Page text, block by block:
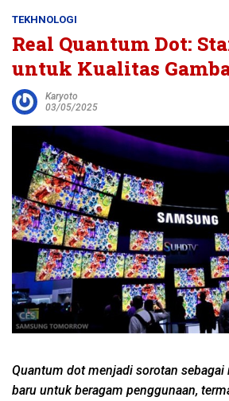
TEKHNOLOGI
Real Quantum Dot:
untuk Kualitas
Karyoto
03/05/2025
Quantum dot menjadi sorotan sebagai
baru untuk beragam penggunaan,